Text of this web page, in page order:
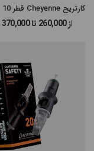
#پن شارژی RECTOR
#سایر پن‌های شارژی
از 260,000 تا 370,000